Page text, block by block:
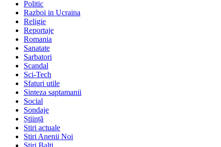
Politic
Razboi in Ucraina
Religie
Reportaje
Romania
Sanatate
Sarbatori
Scandal
Sci-Tech
Sfaturi utile
Sinteza saptamanii
Social
Sondaje
Știință
Stiri actuale
Stiri Anenii Noi